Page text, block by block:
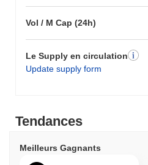
Vol / M Cap (24h)
Le Supply en circulation
Update supply form
Tendances
Meilleurs Gagnants